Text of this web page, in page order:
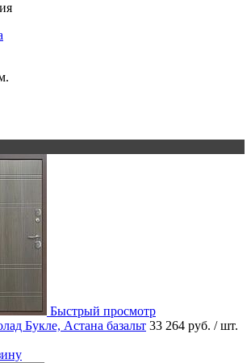
Быстрый просмотр
Букле, Астана базальт 33 264 руб. / шт.